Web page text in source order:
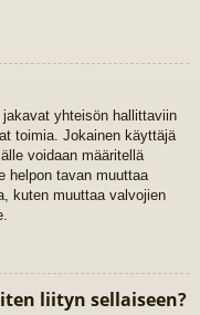
yhteisön hallittaviin
toimia. Jokainen käyttäjä
voidaan määritellä
helpon tavan muuttaa
kuten muuttaa valvojien
liityn sellaiseen?